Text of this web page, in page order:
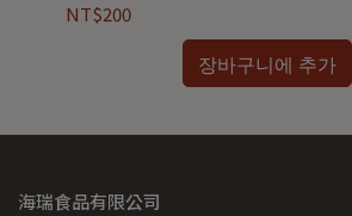
NT$200
장바구니에 추가
海瑞食品有限公司